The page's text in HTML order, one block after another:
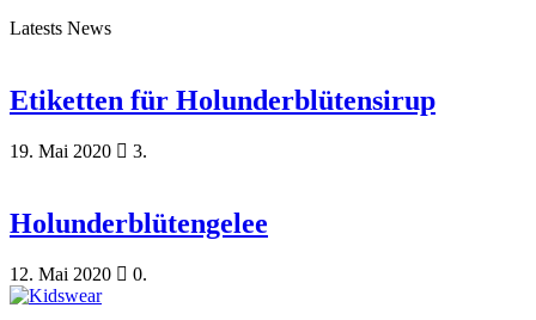
Latests News
Etiketten für Holunderblütensirup
19. Mai 2020 3.
Holunderblütengelee
12. Mai 2020 0.